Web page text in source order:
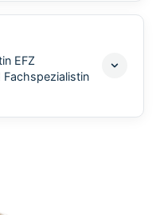
EFZ
Fachspezialistin